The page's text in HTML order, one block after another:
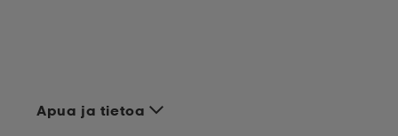
Apua ja tietoa